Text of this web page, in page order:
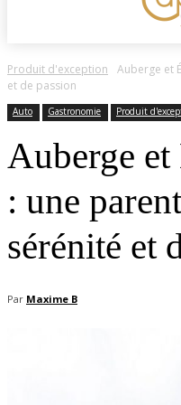
Produit d'exception
Auberge et
et de passion
Auto Gastronomie Produit
Auberge et
: une
sérénité et
Par Maxime B